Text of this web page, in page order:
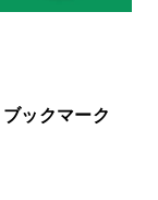
ブックマーク